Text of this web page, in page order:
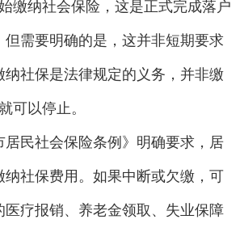
缴纳社会保险，这是正式完成落户
但需要明确的是，这并非短期要求
社保是法律规定的义务，并非缴
可以停止。
民社会保险条例》明确要求，居
纳社保费用。如果中断或欠缴，可
医疗报销、养老金领取、失业保障